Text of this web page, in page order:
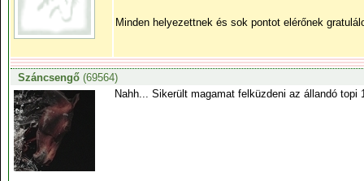
Minden helyezettnek és sok pontot elérőnek
Száncsengő(69564)
Nahh... Sikerült magamat felküzdeni az állandó topi